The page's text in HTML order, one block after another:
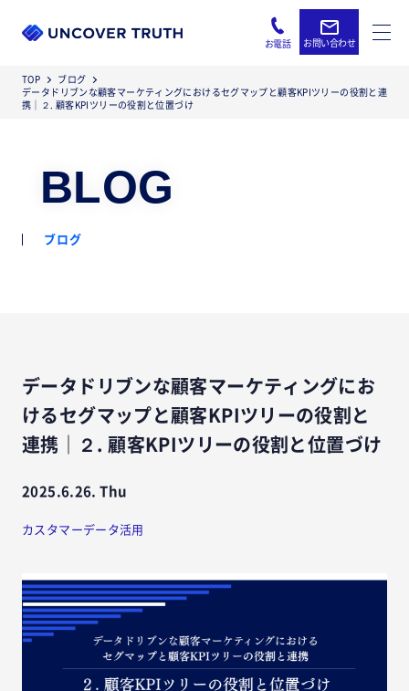
お問い合わせ
お電話
TOP
ブログ
データドリブンな顧客マーケティングにおけるセグマップと顧客KPIツリーの役割と連
携｜２. 顧客KPIツリーの役割と位置づけ
BLOG
ブログ
データドリブンな顧客マーケティングにお
けるセグマップと顧客KPIツリーの役割と
連携｜２. 顧客KPIツリーの役割と位置づけ
2025.6.26. Thu
カスタマーデータ活用